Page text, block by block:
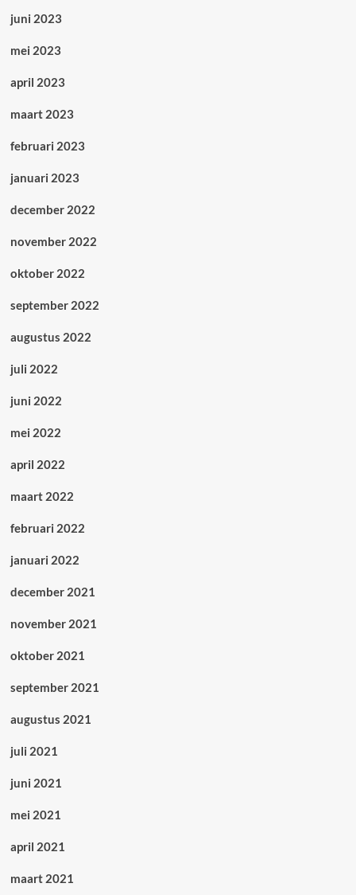
juni 2023
mei 2023
april 2023
maart 2023
februari 2023
januari 2023
december 2022
november 2022
oktober 2022
september 2022
augustus 2022
juli 2022
juni 2022
mei 2022
april 2022
maart 2022
februari 2022
januari 2022
december 2021
november 2021
oktober 2021
september 2021
augustus 2021
juli 2021
juni 2021
mei 2021
april 2021
maart 2021